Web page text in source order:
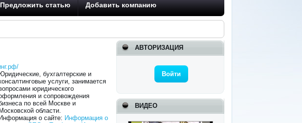
Предложить статью Добавить компанию
АВТОРИЗАЦИЯ
Войти
ВИДЕО
Юридические, бухгалтерские и
услуги, занимается
юридического
и сопровождения
по всей Москве и
Московской области.
Информация о сайте: Информация о